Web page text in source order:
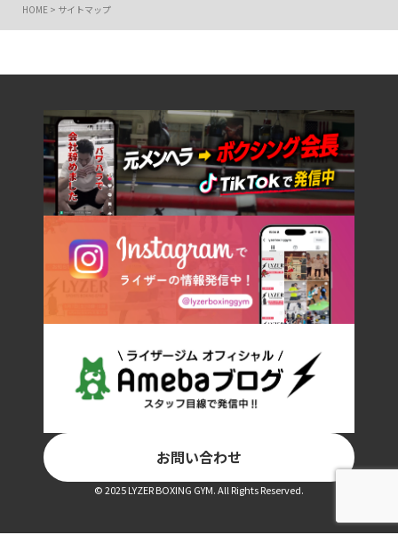
HOME > サイトマップ
お問い合わせ
© 2025 LYZER BOXING GYM. All Rights Reserved.